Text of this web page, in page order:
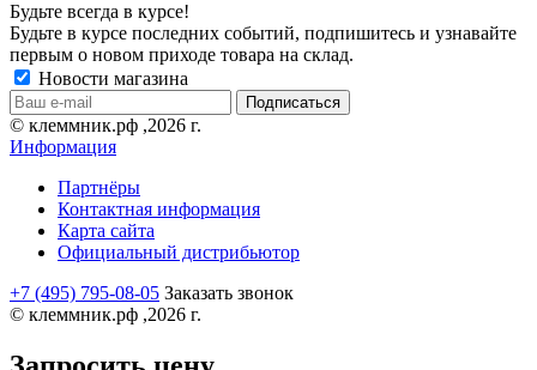
Будьте всегда в курсе!
Будьте в курсе последних событий, подпишитесь и узнавайте
первым о новом приходе товара на склад.
Новости магазина
© клеммник.рф ,2026 г.
Информация
Партнёры
Контактная информация
Карта сайта
Официальный дистрибьютор
+7 (495) 795-08-05 Заказать звонок
© клеммник.рф ,2026 г.